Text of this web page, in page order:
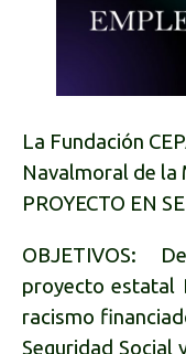
La Fundación
Navalmoral de la
PROYECTO EN
OBJETIVOS:
proyecto estatal
racismo
Seguridad Social